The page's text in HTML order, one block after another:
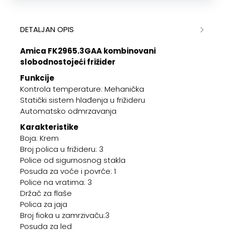
DETALJAN OPIS
Amica FK2965.3GAA kombinovani
slobodnostojeći frižider
Funkcije
Kontrola temperature: Mehanička
Statički sistem hlađenja u frižideru
Automatsko odmrzavanja
Karakteristike
Boja: Krem
Broj polica u frižideru: 3
Police od sigurnosnog stakla
Posuda za voće i povrće: 1
Police na vratima: 3
Držač za flaše
Polica za jaja
Broj fioka u zamrzivaču:3
Posuda za led